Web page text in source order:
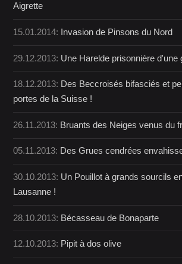
Aigrette
15.01.2014: Invasion de Pinsons du Nord
29.12.2013: Une Harelde prisonnière d'une
18.12.2013: Des Beccroisés bifasciés et
portes de la Suisse !
26.11.2013: Bruants des Neiges venus du
05.11.2013: Des Grues cendrées
30.10.2013: Un Pouillot à grands sourcils
Lausanne !
28.10.2013: Bécasseau de Bonaparte
12.10.2013: Pipit à dos olive